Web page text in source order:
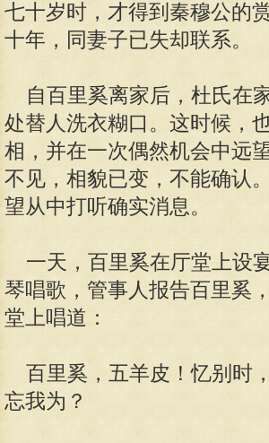
七十岁时，才得到秦穆公的
十年，同妻子已失却联系。
自百里奚离家后，杜氏在
处替人洗衣糊口。这时候，
相，并在一次偶然机会中远
不见，相貌已变，不能确认
望从中打听确实消息。
一天，百里奚在厅堂上设
琴唱歌，管事人报告百里奚
堂上唱道：
百里奚，五羊皮！忆别时
忘我为？